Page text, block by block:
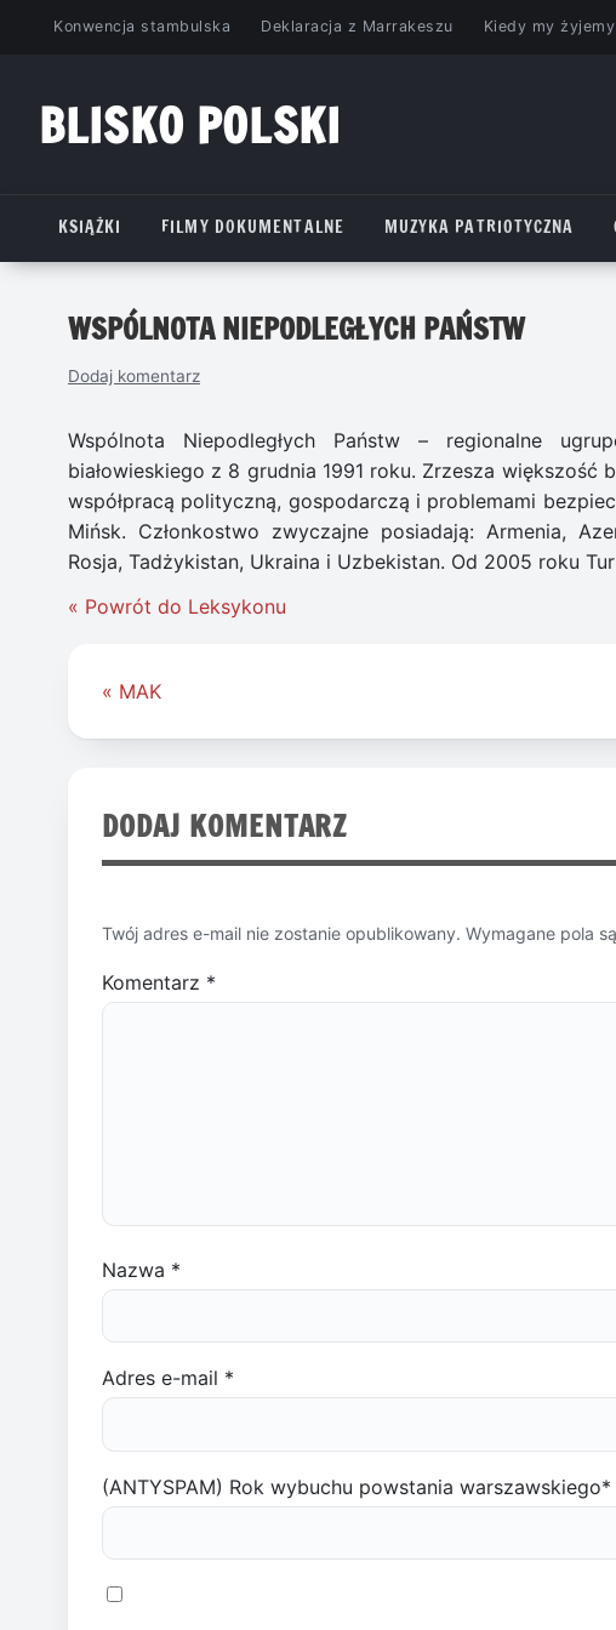
PrzejdźKonwencja stambulska Deklaracja z Marrakeszu Kiedy my żyjemy
BLISKO POLSKI
KSIĄŻKI
FILMY DOKUMENTALNE MUZYKA PATRIOTYCZNA
WSPÓLNOTA NIEPODLEGŁYCH PAŃSTW
Dodaj komentarz
Wspólnota Niepodległych Państw – regionalne
białowieskiego z 8 grudnia 1991 roku. Zrzesza większość
współpracą polityczną, gospodarczą i problemami
Mińsk. Członkostwo zwyczajne posiadają: Armenia,
Rosja, Tadżykistan, Ukraina i Uzbekistan. Od 2005 roku
« Powrót do Leksykonu
Nawigacja
« MAK
DODAJ KOMENTARZ
Twój adres e-mail nie zostanie opublikowany. Wymagane pola
Komentarz *
Nazwa *
Adres e-mail *
(ANTYSPAM) Rok wybuchu powstania warszawskiego*